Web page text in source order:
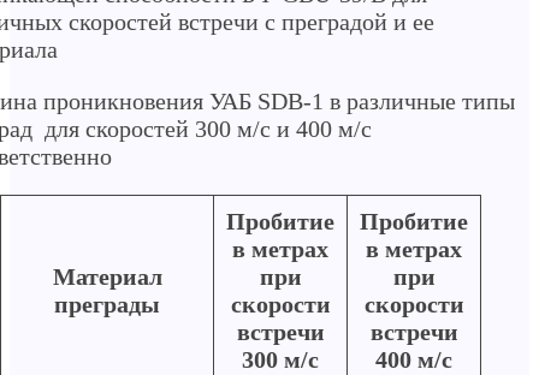
скоростей встречи с преградой и ее
проникновения УАБ SDB-1 в различные типы
для скоростей 300 м/с и 400 м/с
Материал
преграды
Пробитие
в метрах
при
скорости
встречи
300 м/с
Пробитие
в метрах
при
скорости
встречи
400 м/с